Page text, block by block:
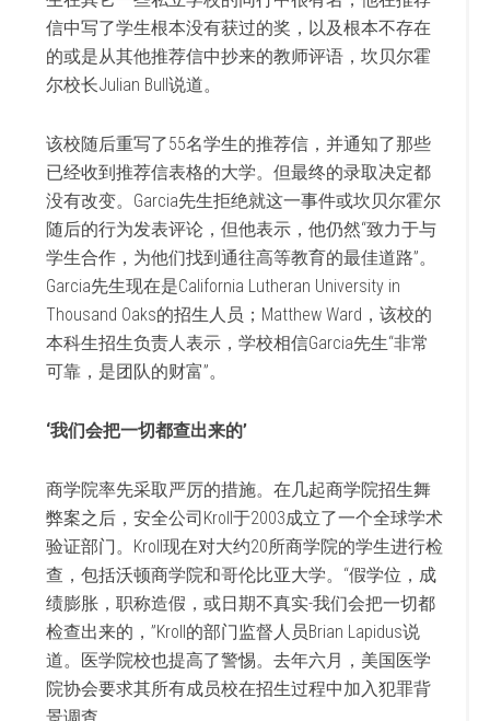
信中写了学生根本没有获过的奖，以及根本不存在
的或是从其他推荐信中抄来的教师评语，坎贝尔霍
尔校长Julian Bull说道。
该校随后重写了55名学生的推荐信，并通知了那些
已经收到推荐信表格的大学。但最终的录取决定都
没有改变。Garcia先生拒绝就这一事件或坎贝尔霍尔
随后的行为发表评论，但他表示，他仍然“致力于与
学生合作，为他们找到通往高等教育的最佳道路”。
Garcia先生现在是California Lutheran University in
Thousand Oaks的招生人员；Matthew Ward，该校的
本科生招生负责人表示，学校相信Garcia先生“非常
可靠，是团队的财富”。
‘我们会把一切都查出来的’
商学院率先采取严厉的措施。在几起商学院招生舞
弊案之后，安全公司Kroll于2003成立了一个全球学术
验证部门。Kroll现在对大约20所商学院的学生进行检
查，包括沃顿商学院和哥伦比亚大学。“假学位，成
绩膨胀，职称造假，或日期不真实-我们会把一切都
检查出来的，”Kroll的部门监督人员Brian Lapidus说
道。医学院校也提高了警惕。去年六月，美国医学
院协会要求其所有成员校在招生过程中加入犯罪背